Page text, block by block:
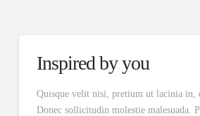
Inspired by you
Quisque velit nisi, pretium ut lacinia in,
Donec sollicitudin molestie malesuada.